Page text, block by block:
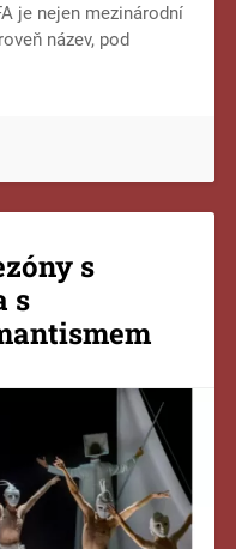
je nejen mezinárodní
název, pod
s
s